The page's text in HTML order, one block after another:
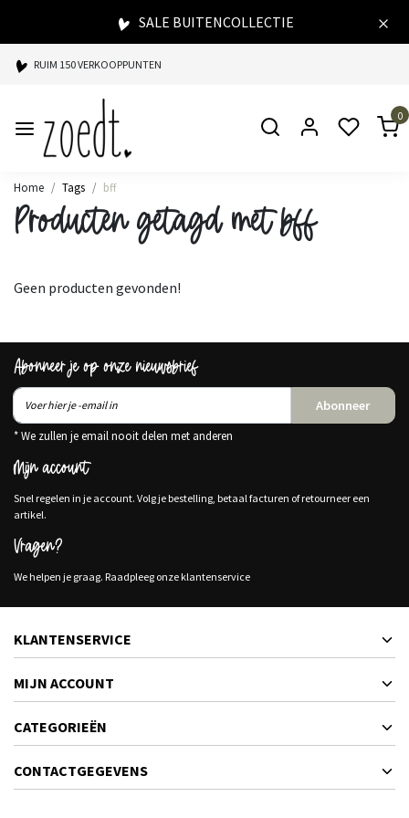
SALE BUITENCOLLECTIE
RUIM 150 VERKOOPPUNTEN
SPAARPUNTEN BIJ ELKE AANKOOP
SNELLE LEVERING
0
Home Tags bff
Producten getagd met bff
Geen producten gevonden!
Abonneer je op onze nieuwsbrief
Abonneer
* We zullen je email nooit delen met anderen
Mijn account
Snel regelen in je account. Volg je bestelling, betaal facturen of retourneer een
artikel.
Vragen?
We helpen je graag. Raadpleeg onze klantenservice
KLANTENSERVICE
MIJN ACCOUNT
CATEGORIEËN
CONTACTGEGEVENS